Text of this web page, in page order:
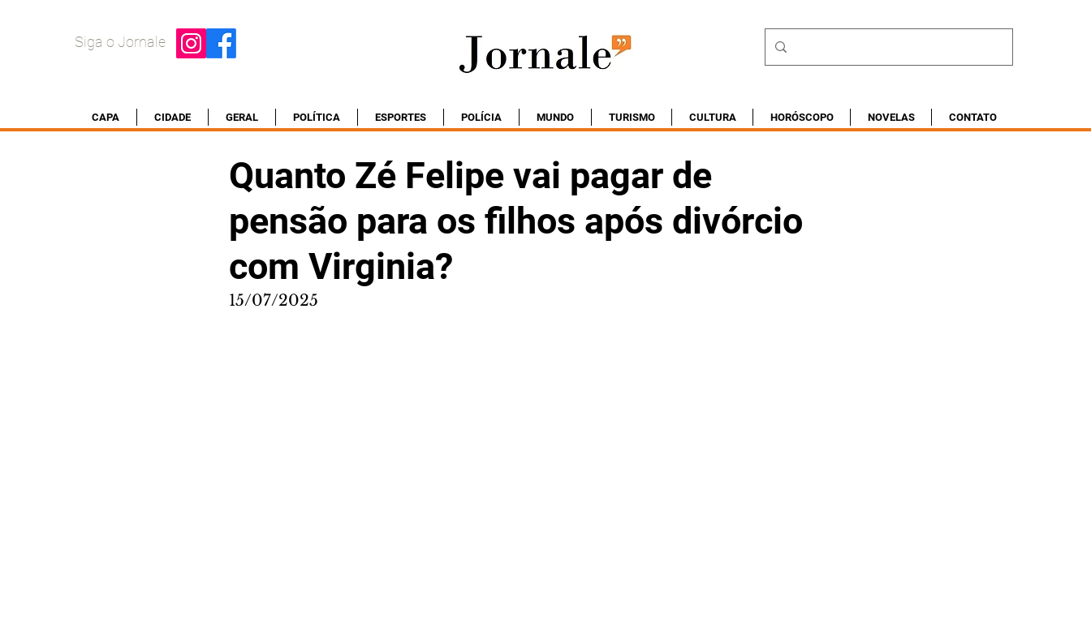
Siga o Jornale
CAPA CIDADE GERAL POLÍTICA ESPORTES POLÍCIA MUNDO TURISMO CULTURA HORÓSCOPO NOVELAS CONTATO
Quanto Zé Felipe vai pagar de
pensão para os filhos após divórcio
com Virginia?
15/07/2025